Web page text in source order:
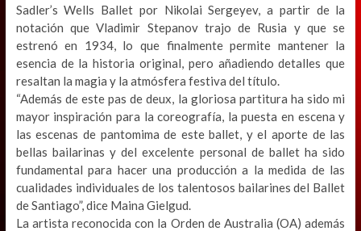
Sadler’s Wells Ballet por Nikolai Sergeyev, a partir de la
notación que Vladimir Stepanov trajo de Rusia y que se
estrenó en 1934, lo que finalmente permite mantener la
esencia de la historia original, pero añadiendo detalles que
resaltan la magia y la atmósfera festiva del título.
“Además de este pas de deux, la gloriosa partitura ha sido mi
mayor inspiración para la coreografía, la puesta en escena y
las escenas de pantomima de este ballet, y el aporte de las
bellas bailarinas y del excelente personal de ballet ha sido
fundamental para hacer una producción a la medida de las
cualidades individuales de los talentosos bailarines del Ballet
de Santiago”, dice Maina Gielgud.
La artista reconocida con la Orden de Australia (OA) además